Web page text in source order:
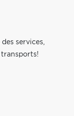
services,
transports!